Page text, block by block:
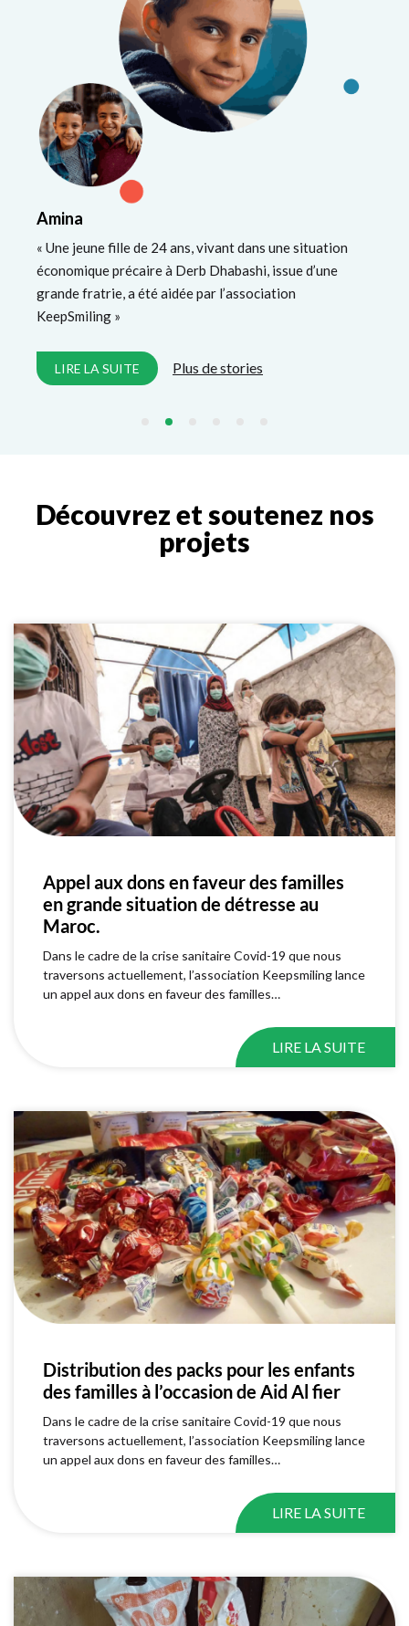
Amina
« Une jeune fille de 24 ans, vivant dans une situation
économique précaire à Derb Dhabashi, issue d’une
grande fratrie, a été aidée par l’association
KeepSmiling »
LIRE LA SUITE Plus de stories
Découvrez et soutenez nos
projets
Appel aux dons en faveur des familles
en grande situation de détresse au
Maroc.
Dans le cadre de la crise sanitaire Covid-19 que nous
traversons actuellement, l’association Keepsmiling lance
un appel aux dons en faveur des familles…
LIRE LA SUITE
Distribution des packs pour les enfants
des familles à l’occasion de Aid Al fier
Dans le cadre de la crise sanitaire Covid-19 que nous
traversons actuellement, l’association Keepsmiling lance
un appel aux dons en faveur des familles…
LIRE LA SUITE